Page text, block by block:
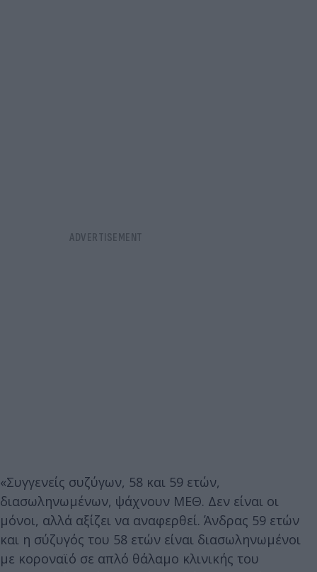
«Συγγενείς συζύγων, 58 και 59 ετών,
διασωληνωμένων, ψάχνουν ΜΕΘ. Δεν είναι οι
μόνοι, αλλά αξίζει να αναφερθεί. Άνδρας 59 ετών
και η σύζυγός του 58 ετών είναι διασωληνωμένοι
με κοροναϊό σε απλό θάλαμο κλινικής του